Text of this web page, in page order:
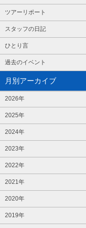
ツアーリポート
スタッフの日記
ひとり言
過去のイベント
月別アーカイブ
2026年
2025年
2024年
2023年
2022年
2021年
2020年
2019年